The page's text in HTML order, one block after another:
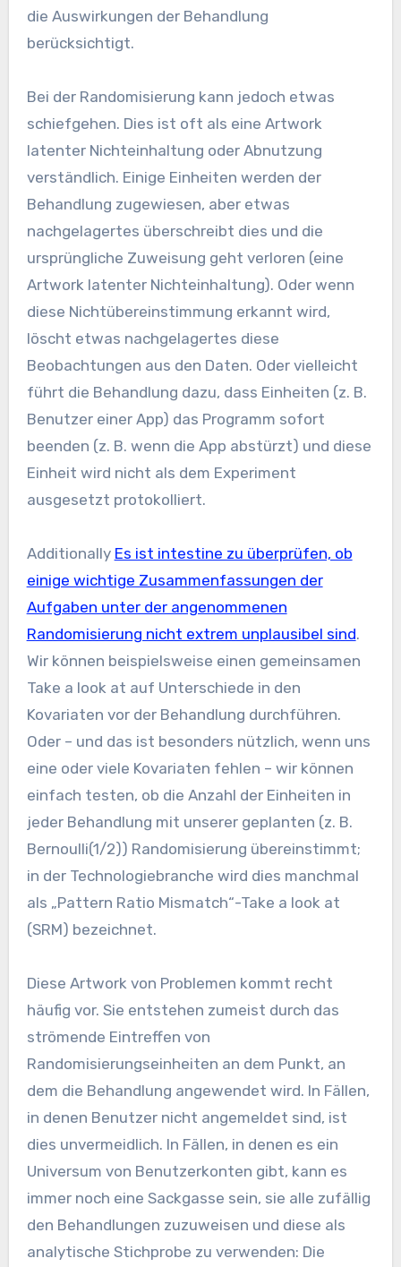
die Auswirkungen der Behandlung
berücksichtigt.
Bei der Randomisierung kann jedoch etwas
schiefgehen. Dies ist oft als eine Artwork
latenter Nichteinhaltung oder Abnutzung
verständlich. Einige Einheiten werden der
Behandlung zugewiesen, aber etwas
nachgelagertes überschreibt dies und die
ursprüngliche Zuweisung geht verloren (eine
Artwork latenter Nichteinhaltung). Oder wenn
diese Nichtübereinstimmung erkannt wird,
löscht etwas nachgelagertes diese
Beobachtungen aus den Daten. Oder vielleicht
führt die Behandlung dazu, dass Einheiten (z. B.
Benutzer einer App) das Programm sofort
beenden (z. B. wenn die App abstürzt) und diese
Einheit wird nicht als dem Experiment
ausgesetzt protokolliert.
Additionally Es ist intestine zu überprüfen, ob
einige wichtige Zusammenfassungen der
Aufgaben unter der angenommenen
Randomisierung nicht extrem unplausibel sind.
Wir können beispielsweise einen gemeinsamen
Take a look at auf Unterschiede in den
Kovariaten vor der Behandlung durchführen.
Oder – und das ist besonders nützlich, wenn uns
eine oder viele Kovariaten fehlen – wir können
einfach testen, ob die Anzahl der Einheiten in
jeder Behandlung mit unserer geplanten (z. B.
Bernoulli(1/2)) Randomisierung übereinstimmt;
in der Technologiebranche wird dies manchmal
als „Pattern Ratio Mismatch“-Take a look at
(SRM) bezeichnet.
Diese Artwork von Problemen kommt recht
häufig vor. Sie entstehen zumeist durch das
strömende Eintreffen von
Randomisierungseinheiten an dem Punkt, an
dem die Behandlung angewendet wird. In Fällen,
in denen Benutzer nicht angemeldet sind, ist
dies unvermeidlich. In Fällen, in denen es ein
Universum von Benutzerkonten gibt, kann es
immer noch eine Sackgasse sein, sie alle zufällig
den Behandlungen zuzuweisen und diese als
analytische Stichprobe zu verwenden: Die